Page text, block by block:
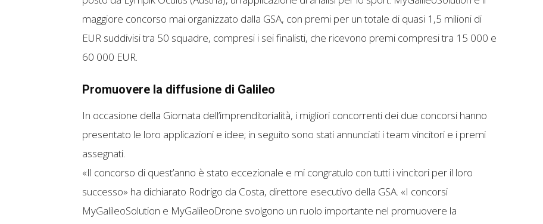
maggiore concorso mai organizzato dalla GSA, con premi per un totale di quasi 1,5 milioni di
EUR suddivisi tra 50 squadre, compresi i sei finalisti, che ricevono premi compresi tra 15 000 e
60 000 EUR.
Promuovere la diffusione di Galileo
In occasione della Giornata dell’imprenditorialità, i migliori concorrenti dei due concorsi hanno
presentato le loro applicazioni e idee; in seguito sono stati annunciati i team vincitori e i premi
assegnati.
«Il concorso di quest’anno è stato eccezionale e mi congratulo con tutti i vincitori per il loro
successo» ha dichiarato Rodrigo da Costa, direttore esecutivo della GSA. «I concorsi
MyGalileoSolution e MyGalileoDrone svolgono un ruolo importante nel promuovere la